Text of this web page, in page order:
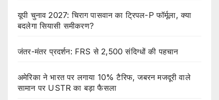
यूपी चुनाव 2027: चिराग पासवान का ट्रिपल-P फॉर्मूला, क्या
बदलेगा सियासी समीकरण?
जंतर-मंतर प्रदर्शन: FRS से 2,500 संदिग्धों की पहचान
अमेरिका ने भारत पर लगाया 10% टैरिफ, जबरन मजदूरी वाले
सामान पर USTR का बड़ा फैसला